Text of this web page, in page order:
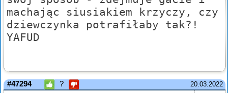
machając siusiakiem krzyczy, czy
dziewczynka potrafiłaby tak?!
YAFUD
20.03.2022
#47294 ?